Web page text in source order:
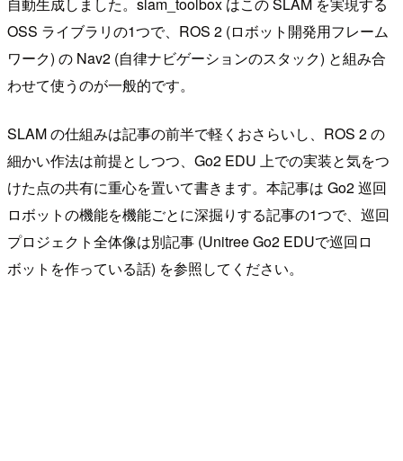
OSS ライブラリの1つで、ROS 2 (ロボット開発用フレーム
ワーク) の Nav2 (自律ナビゲーションのスタック) と組み合
わせて使うのが一般的です。
SLAM の仕組みは記事の前半で軽くおさらいし、ROS 2 の
細かい作法は前提としつつ、Go2 EDU 上での実装と気をつ
けた点の共有に重心を置いて書きます。本記事は Go2 巡回
ロボットの機能を機能ごとに深掘りする記事の1つで、巡回
プロジェクト全体像は別記事 (Unitree Go2 EDUで巡回ロ
ボットを作っている話) を参照してください。